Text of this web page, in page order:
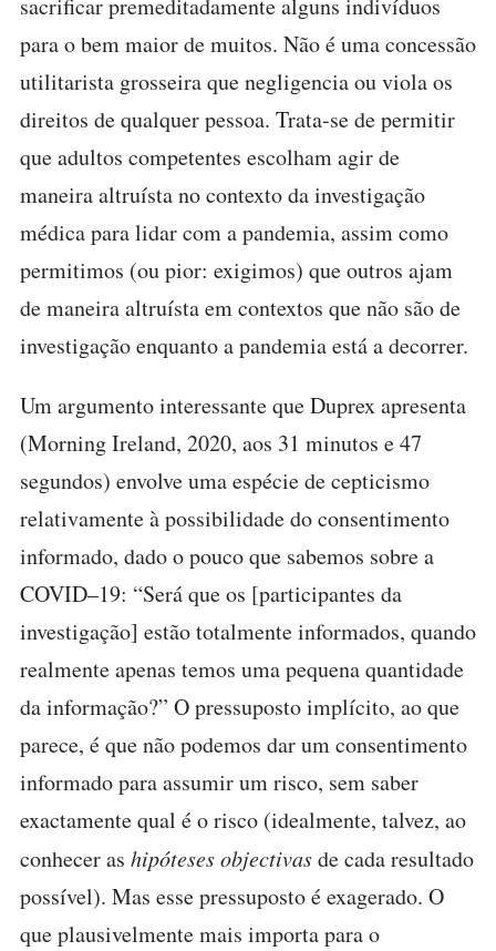
sacrificar premeditadamente alguns indivíduos
para o bem maior de muitos. Não é uma concessão
utilitarista grosseira que negligencia ou viola os
direitos de qualquer pessoa. Trata-se de permitir
que adultos competentes escolham agir de
maneira altruísta no contexto da investigação
médica para lidar com a pandemia, assim como
permitimos (ou pior: exigimos) que outros ajam
de maneira altruísta em contextos que não são de
investigação enquanto a pandemia está a decorrer.
Um argumento interessante que Duprex apresenta
(Morning Ireland, 2020, aos 31 minutos e 47
segundos) envolve uma espécie de cepticismo
relativamente à possibilidade do consentimento
informado, dado o pouco que sabemos sobre a
COVID–19: “Será que os [participantes da
investigação] estão totalmente informados, quando
realmente apenas temos uma pequena quantidade
da informação?” O pressuposto implícito, ao que
parece, é que não podemos dar um consentimento
informado para assumir um risco, sem saber
exactamente qual é o risco (idealmente, talvez, ao
conhecer as hipóteses objectivasde cada resultado
possível). Mas esse pressuposto é exagerado. O
que plausivelmente mais importa para o